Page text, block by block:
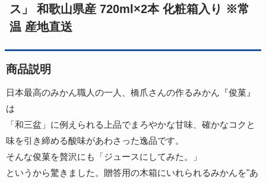
ス」 和歌山県産 720ml×2本 化粧箱入り ※常
温 産地直送
商品説明
日本最高のみかん職人の一人、橋爪さんの作るみかん『俊菓』
は
「和三盆」に例えられる上品でまろやかな甘味、確かなコクと
味を引き締める酸味があわさった逸品です。
そんな俊菓を贅沢にも「ジュースにしてみた。」
というから驚きました。贈答用の木箱にいれられるみかんを"あ